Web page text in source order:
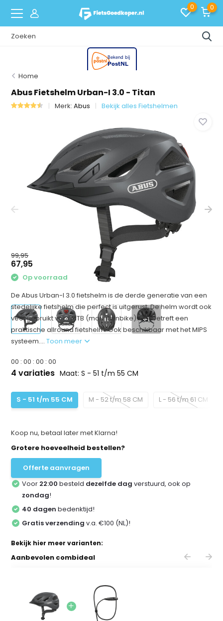
0 0
Home
Abus Fietshelm Urban-I 3.0 - Titan
Merk:Abus Bekijk alles Fietshelmen
+1
99,95
67,95
Op voorraad
De Abus Urban-I 3.0 fietshelm is de derde generatie van een
stedelijke fietshelm die perfect is uitgerust. De helm wordt ook
veel gebruikt voor MTB (mountainbike). Het betreft een
praktische allround fietshelm. Ook beschikbaar met het MIPS
systeem....Toon meer
00 :00 :00 :00
4 variaties Maat: S - 51 t/m 55 CM
S - 51 t/m 55 CM M - 52 t/m 58 CM L - 56 t/m 61 CM
Koop nu, betaal later met Klarna!
Grotere hoeveelheid bestellen?
Offerte aanvragen
Voor 22:00 besteld dezelfde dag verstuurd, ook op
zondag!
40 dagen bedenktijd!
Gratis verzending v.a. €100 (NL)!
Bekijk hier meer varianten:
Aanbevolen combideal